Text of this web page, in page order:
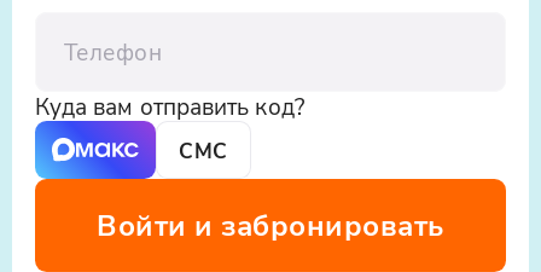
Куда вам отправить код?
СМС
Войти и забронировать